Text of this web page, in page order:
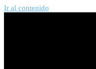
Ir al contenido